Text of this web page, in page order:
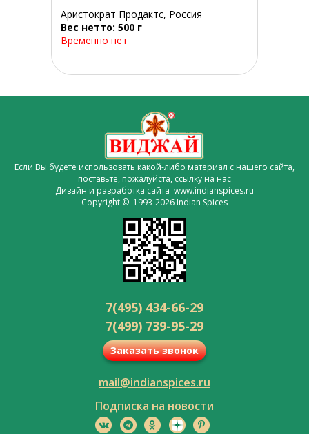
Аристократ Продактс, Россия
Вес нетто: 500 г
Временно нет
Если Вы будете использовать какой-либо материал с нашего сайта,
поставьте, пожалуйста, ссылку на нас
Дизайн и разработка сайта www.indianspices.ru
Copyright © 1993-2026 Indian Spices
7(495) 434-66-29
7(499) 739-95-29
Заказать звонок
mail@indianspices.ru
Подписка на новости